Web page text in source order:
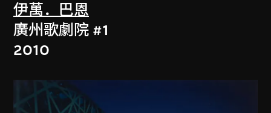
伊萬．巴恩
廣州歌劇院 #1
2010